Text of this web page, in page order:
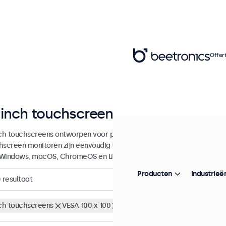
inch touchscreen monitoren
touchscreens ontworpen voor professionele toepassingen en
monitoren zijn eenvoudig te integreren in elke applicatie en
macOS, ChromeOS en Linux besturingssystemen.
resultaat
touchscreens VESA 100 x 100
Producten